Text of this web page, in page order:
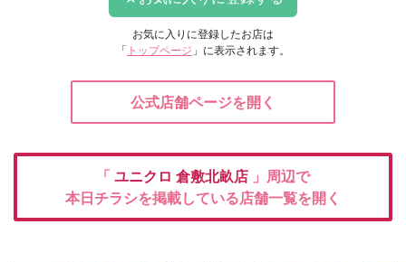
お気に入りに登録したお店は
「 トップページ 」に表示されます。
公式店舗ページを開く
「 ユニクロ 倉敷北畝店 」周辺で
本日チラシを掲載している店舗一覧を開く